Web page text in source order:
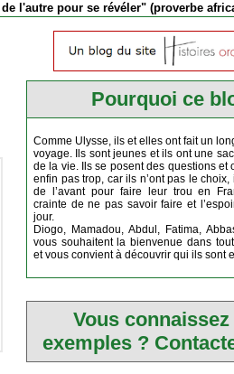
l'autre pour se révéler" (proverbe
Pourquoi ce
Comme Ulysse, ils et elles ont fait un
voyage. Ils sont jeunes et ils ont une
de la vie. Ils se posent des questions et
enfin pas trop, car ils n’ont pas le
de l’avant pour faire leur trou en
crainte de ne pas savoir faire et
jour.
Diogo, Mamadou, Abdul, Fatima,
vous souhaitent la bienvenue dans
et vous convient à découvrir qui ils sont
Vous connaissez
exemples ?